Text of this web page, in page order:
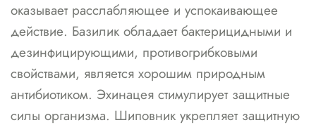
оказывает расслабляющее и успокаивающее
действие. Базилик обладает бактерицидными и
дезинфицирующими, противогрибковыми
свойствами, является хорошим природным
антибиотиком. Эхинацея стимулирует защитные
силы организма. Шиповник укрепляет защитную